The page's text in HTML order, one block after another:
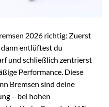
2026 richtig: Zuerst
entlüftest du
und schließlich zentrierst
Performance. Diese
Bremsen sind deine
– bei hohen